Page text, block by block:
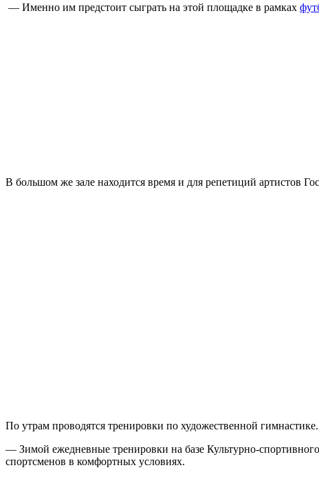
— Именно им предстоит сыграть на этой площадке в рамках
В большом же зале находится время и для репетиций артистов
По утрам проводятся тренировки по художественной гимнастике.
— Зимой ежедневные тренировки на базе Культурно-
спортсменов в комфортных условиях.